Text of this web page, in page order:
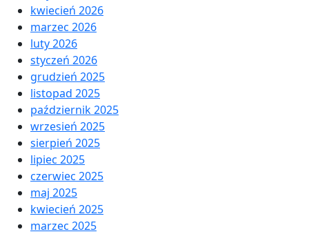
kwiecień 2026
marzec 2026
luty 2026
styczeń 2026
grudzień 2025
listopad 2025
październik 2025
wrzesień 2025
sierpień 2025
lipiec 2025
czerwiec 2025
maj 2025
kwiecień 2025
marzec 2025